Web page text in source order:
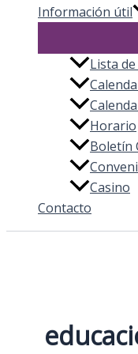
Información útil
Lista
Horario
Boletín
Casino
Contacto